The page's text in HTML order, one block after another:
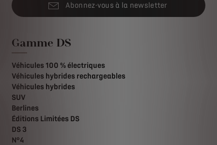
Abonnez-vous à la newsletter
Gamme DS
Véhicules 100 % électriques
Véhicules hybrides rechargeables
Véhicules hybrides
SUV
Berlines
Éditions Limitées DS
DS 3
N°4